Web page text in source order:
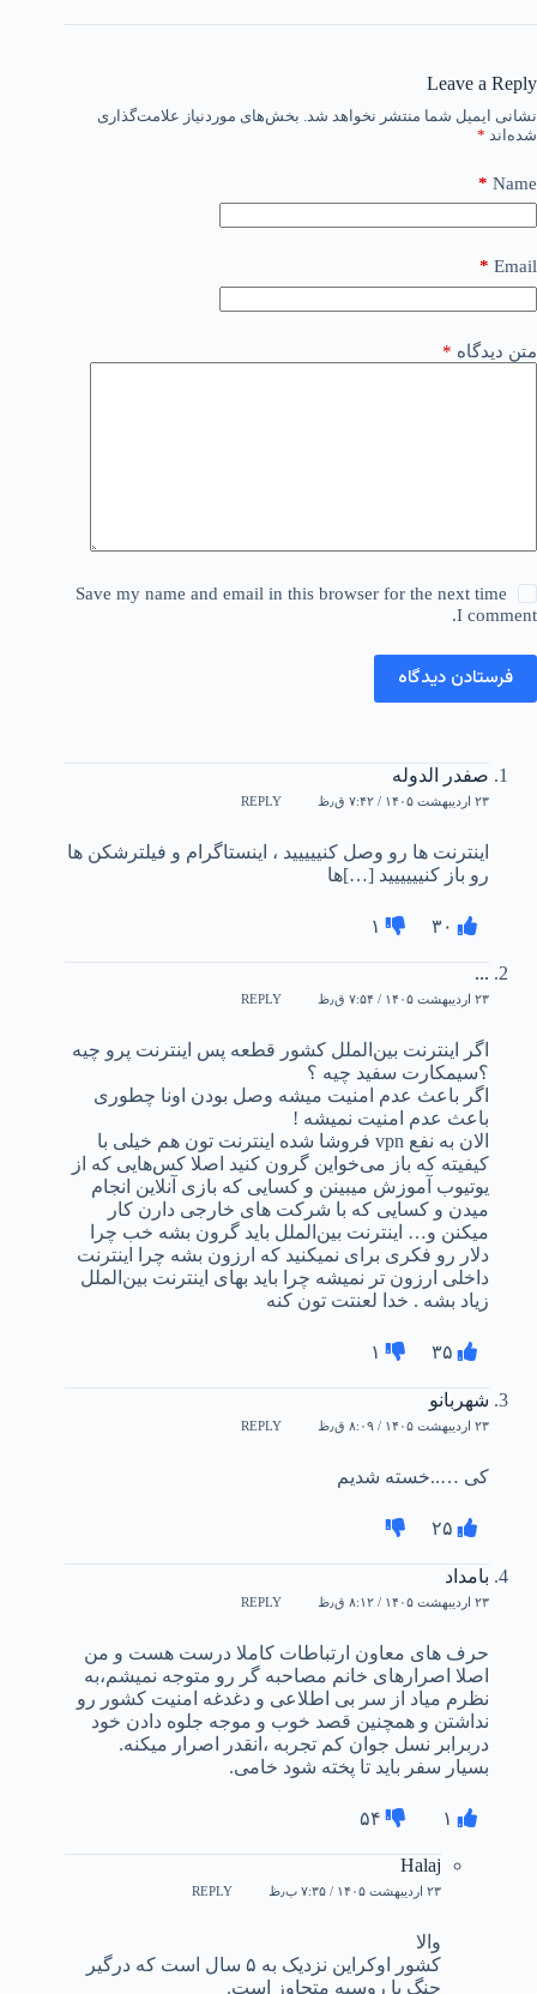
Leave a Reply
نشانی ایمیل شما منتشر نخواهد شد. بخش‌های موردنیاز علامت‌گذاری
شده‌اند *
Name
*
Email
*
متن دیدگاه *
Save my name and email in this browser for the next time
I comment.
فرستادن دیدگاه
صفدر الدوله
۲۳ اردیبهشت ۱۴۰۵ / ۷:۴۲ ق٫ظ REPLY
اینترنت ها رو وصل کنییییید ، اینستاگرام و فیلترشکن ها
رو باز کنیییییید […]ها
۳۰ ۱
...
۲۳ اردیبهشت ۱۴۰۵ / ۷:۵۴ ق٫ظ REPLY
اگر اینترنت بین‌الملل کشور قطعه پس اینترنت پرو چیه
؟سیمکارت سفید چیه ؟
اگر باعث عدم امنیت میشه وصل بودن اونا چطوری
باعث عدم امنیت نمیشه !
الان به نفع vpn فروشا شده اینترنت تون هم خیلی با
کیفیته که باز می‌خواین گرون کنید اصلا کس‌هایی که از
یوتیوب آموزش میبینن و کسایی که بازی آنلاین انجام
میدن و کسایی که با شرکت های خارجی دارن کار
میکنن و… اینترنت بین‌الملل باید گرون بشه خب چرا
دلار رو فکری برای نمیکنید که ارزون بشه چرا اینترنت
داخلی ارزون تر نمیشه چرا باید بهای اینترنت بین‌الملل
زیاد بشه . خدا لعنتت تون کنه
۳۵ ۱
شهربانو
۲۳ اردیبهشت ۱۴۰۵ / ۸:۰۹ ق٫ظ REPLY
کی …..خسته شدیم
۲۵
بامداد
۲۳ اردیبهشت ۱۴۰۵ / ۸:۱۲ ق٫ظ REPLY
حرف های معاون ارتباطات کاملا درست هست و من
اصلا اصرارهای خانم مصاحبه گر رو متوجه نمیشم،به
نظرم میاد از سر بی اطلاعی و دغدغه امنیت کشور رو
نداشتن و همچنین قصد خوب و موجه جلوه دادن خود
دربرابر نسل جوان کم تجربه ،انقدر اصرار میکنه.
بسیار سفر باید تا پخته شود خامی.
۱ ۵۴
Halaj
۲۳ اردیبهشت ۱۴۰۵ / ۷:۳۵ ب٫ظ REPLY
والا
کشور اوکراین نزدیک به ۵ سال است که درگیر
جنگ با روسیه متجاوز است.